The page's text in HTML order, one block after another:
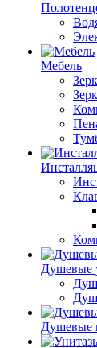
Мебель
Душевые
Душевые